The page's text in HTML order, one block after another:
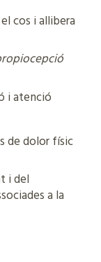
cos i allibera
i atenció
de dolor físic
i del
a la